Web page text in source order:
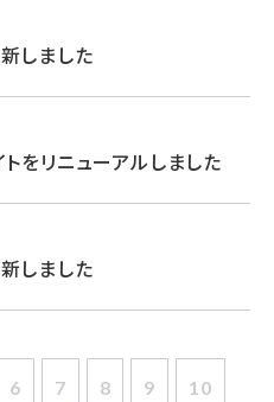
しました
をリニューアルしました
しました
6 7 8 9 10